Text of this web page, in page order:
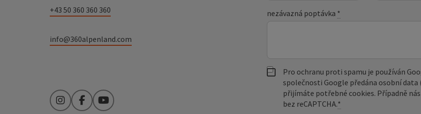
+43 50 360 360 360
info@360alpenland.com
InstagramFacebookYouTube
nezávazná poptávka *
Pro ochranu proti spamu je používán
společnosti Google předána osobní
přijímáte potřebné cookies. Případně
bez reCAPTCHA.*